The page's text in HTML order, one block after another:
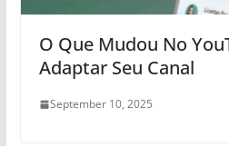
O Que Mudou No
Adaptar Seu Canal
September 10, 2025